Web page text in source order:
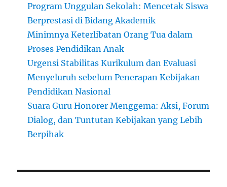
Program Unggulan Sekolah: Mencetak Siswa
Berprestasi di Bidang Akademik
Minimnya Keterlibatan Orang Tua dalam
Proses Pendidikan Anak
Urgensi Stabilitas Kurikulum dan Evaluasi
Menyeluruh sebelum Penerapan Kebijakan
Pendidikan Nasional
Suara Guru Honorer Menggema: Aksi, Forum
Dialog, dan Tuntutan Kebijakan yang Lebih
Berpihak